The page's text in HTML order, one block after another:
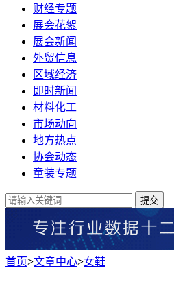
财经专题
展会花絮
展会新闻
外贸信息
区域经济
即时新闻
材料化工
市场动向
地方热点
协会动态
童装专题
提交
首页>文章中心>女鞋